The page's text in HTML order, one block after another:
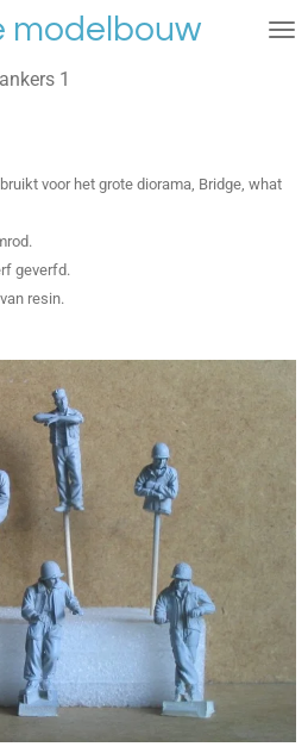
modelbouw
1
voor het grote diorama, Bridge, what
geverfd.
resin.